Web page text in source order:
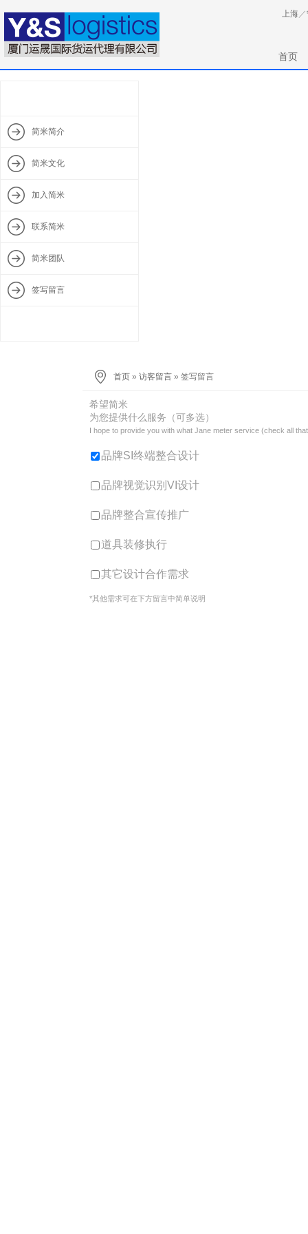
上海／
首页
简米简介
简米文化
加入简米
联系简米
简米团队
签写留言
首页 » 访客留言 » 签写留言
希望简米
为您提供什么服务（可多选）
I hope to provide you with what Jane meter service (check all
品牌SI终端整合设计
品牌视觉识别VI设计
品牌整合宣传推广
道具装修执行
其它设计合作需求
*其他需求可在下方留言中简单说明